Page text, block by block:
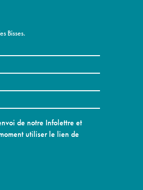
Bisses.
de notre Infolettre et
utiliser le lien de